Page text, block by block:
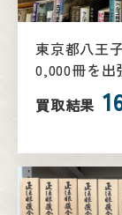
東京都八王
0,000冊を出
買取結果